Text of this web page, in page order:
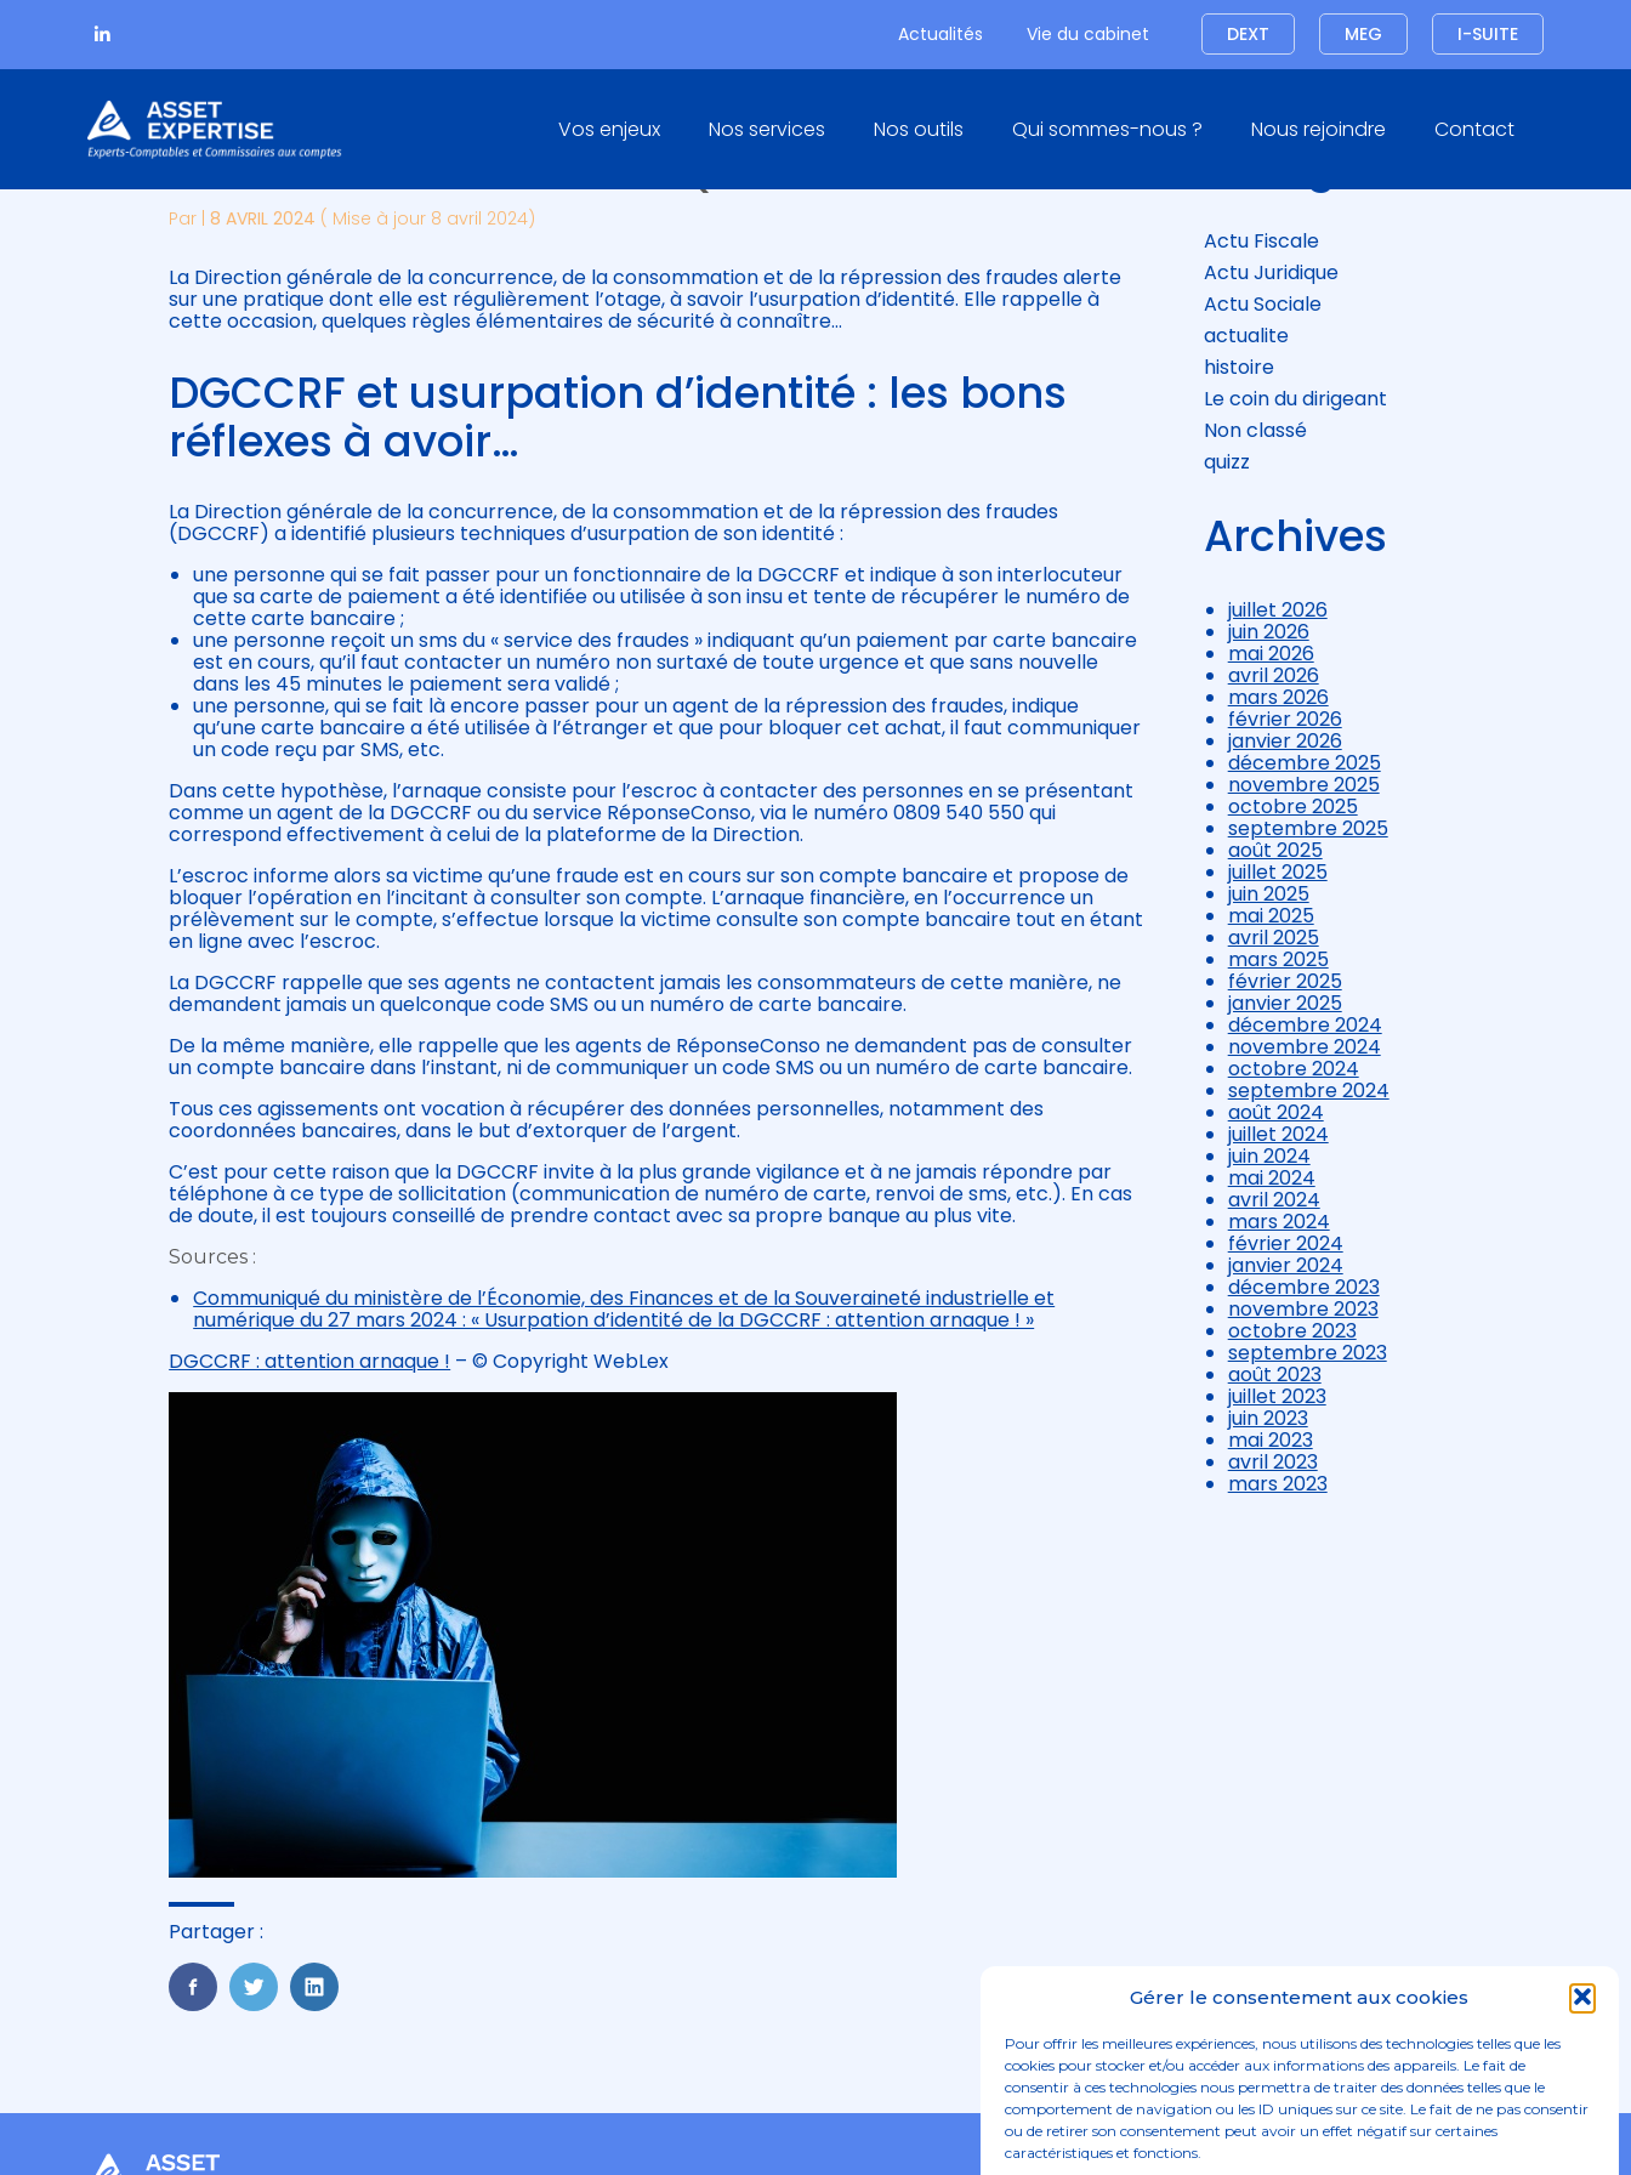
Gérer le consentement aux cookies
Pour offrir les meilleures expériences, nous utilisons des technologies telles que les
cookies pour stocker et/ou accéder aux informations des appareils. Le fait de
consentir à ces technologies nous permettra de traiter des données telles que le
comportement de navigation ou les ID uniques sur ce site. Le fait de ne pas consentir
ou de retirer son consentement peut avoir un effet négatif sur certaines
caractéristiques et fonctions.
Actualités Vie du cabinet Connexion I-SUITE
MEG
DEXT
Aller
au
Principal
Vos enjeux Nos services Nos outils Qui sommes-nous ? Nous rejoindre Contact
DGCCRF : ATTENTION ARNAQUE !
Par |8 AVRIL 2024 ( Mise à jour 8 avril 2024)
La Direction générale de la concurrence, de la consommation et de la répression des fraudes alerte
sur une pratique dont elle est régulièrement l’otage, à savoir l’usurpation d’identité. Elle rappelle à
cette occasion, quelques règles élémentaires de sécurité à connaître…
DGCCRF et usurpation d’identité : les bons
réflexes à avoir…
La Direction générale de la concurrence, de la consommation et de la répression des fraudes
(DGCCRF) a identifié plusieurs techniques d’usurpation de son identité :
une personne qui se fait passer pour un fonctionnaire de la DGCCRF et indique à son interlocuteur
que sa carte de paiement a été identifiée ou utilisée à son insu et tente de récupérer le numéro de
cette carte bancaire ;
une personne reçoit un sms du « service des fraudes » indiquant qu’un paiement par carte bancaire
est en cours, qu’il faut contacter un numéro non surtaxé de toute urgence et que sans nouvelle
dans les 45 minutes le paiement sera validé ;
une personne, qui se fait là encore passer pour un agent de la répression des fraudes, indique
qu’une carte bancaire a été utilisée à l’étranger et que pour bloquer cet achat, il faut communiquer
un code reçu par SMS, etc.
Dans cette hypothèse, l’arnaque consiste pour l’escroc à contacter des personnes en se présentant
comme un agent de la DGCCRF ou du service RéponseConso, via le numéro 0809 540 550 qui
correspond effectivement à celui de la plateforme de la Direction.
L’escroc informe alors sa victime qu’une fraude est en cours sur son compte bancaire et propose de
bloquer l’opération en l’incitant à consulter son compte. L’arnaque financière, en l’occurrence un
prélèvement sur le compte, s’effectue lorsque la victime consulte son compte bancaire tout en étant
en ligne avec l’escroc.
La DGCCRF rappelle que ses agents ne contactent jamais les consommateurs de cette manière, ne
demandent jamais un quelconque code SMS ou un numéro de carte bancaire.
De la même manière, elle rappelle que les agents de RéponseConso ne demandent pas de consulter
un compte bancaire dans l’instant, ni de communiquer un code SMS ou un numéro de carte bancaire.
Tous ces agissements ont vocation à récupérer des données personnelles, notamment des
coordonnées bancaires, dans le but d’extorquer de l’argent.
C’est pour cette raison que la DGCCRF invite à la plus grande vigilance et à ne jamais répondre par
téléphone à ce type de sollicitation (communication de numéro de carte, renvoi de sms, etc.). En cas
de doute, il est toujours conseillé de prendre contact avec sa propre banque au plus vite.
Sources :
Communiqué du ministère de l’Économie, des Finances et de la Souveraineté industrielle et
numérique du 27 mars 2024 : « Usurpation d’identité de la DGCCRF : attention arnaque ! »
DGCCRF : attention arnaque ! – © Copyright WebLex
Partager :
FaceBook
TwitterLinkedIn
Blog
Actu Fiscale
Actu Juridique
Actu Sociale
actualite
histoire
Le coin du dirigeant
Non classé
quizz
Archives
juillet 2026
juin 2026
mai 2026
avril 2026
mars 2026
février 2026
janvier 2026
décembre 2025
novembre 2025
octobre 2025
septembre 2025
août 2025
juillet 2025
juin 2025
mai 2025
avril 2025
mars 2025
février 2025
janvier 2025
décembre 2024
novembre 2024
octobre 2024
septembre 2024
août 2024
juillet 2024
juin 2024
mai 2024
avril 2024
mars 2024
février 2024
janvier 2024
décembre 2023
novembre 2023
octobre 2023
septembre 2023
août 2023
juillet 2023
juin 2023
mai 2023
avril 2023
mars 2023